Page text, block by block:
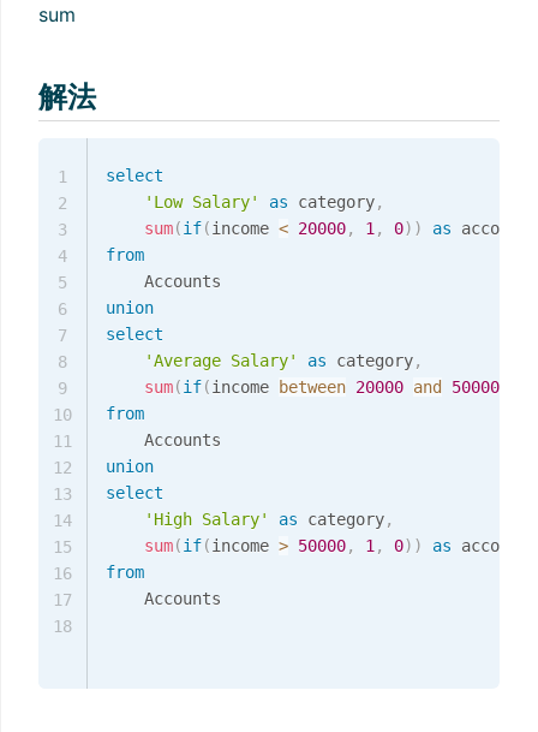
sum
解法
select
'Low Salary'
as category,
sum(if(income < 20000, 1 , 0) )
as
from
union
select
'Average Salary'
as category,
sum(if(income between 20000 and 50000
from
union
select
'High Salary'
as category,
sum(if(income > 50000, 1 , 0) )
as
from
    Accounts
1
2
3
4
5
6
7
8
9
10
11
12
13
14
15
16
17
18